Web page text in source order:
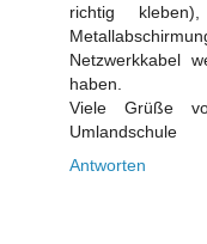
richtig
Netzwerkkabel
haben.
Viele Grüße
Umlandschule
Antworten